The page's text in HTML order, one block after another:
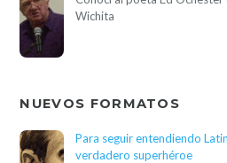
Wichita
NUEVOS FORMATOS
Para seguir entendiendo
verdadero superhéroe